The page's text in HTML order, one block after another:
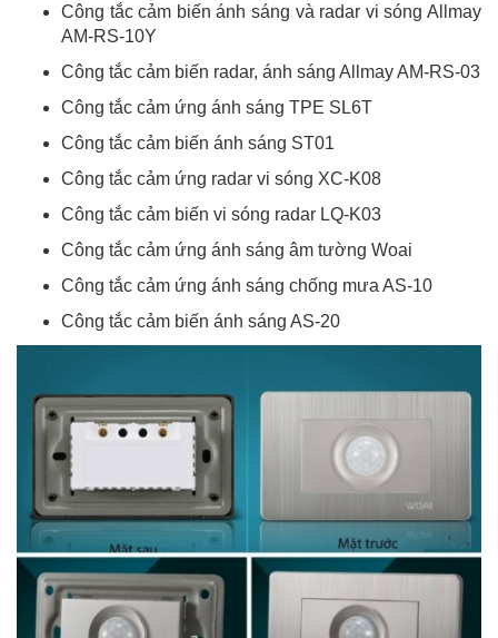
Công tắc cảm biến ánh sáng và radar vi sóng Allmay
AM-RS-10Y
Công tắc cảm biến radar, ánh sáng Allmay AM-RS-03
Công tắc cảm ứng ánh sáng TPE SL6T
Công tắc cảm biến ánh sáng ST01
Công tắc cảm ứng radar vi sóng XC-K08
Công tắc cảm biến vi sóng radar LQ-K03
Công tắc cảm ứng ánh sáng âm tường Woai
Công tắc cảm ứng ánh sáng chống mưa AS-10
Công tắc cảm biến ánh sáng AS-20